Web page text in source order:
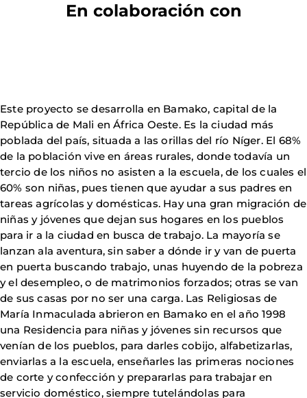
En colaboración con
Este proyecto se desarrolla en Bamako, capital de la
República de Mali en África Oeste. Es la ciudad más
poblada del país, situada a las orillas del río Níger. El 68%
de la población vive en áreas rurales, donde todavía un
tercio de los niños no asisten a la escuela, de los cuales el
60% son niñas, pues tienen que ayudar a sus padres en
tareas agrícolas y domésticas. Hay una gran migración de
niñas y jóvenes que dejan sus hogares en los pueblos
para ir a la ciudad en busca de trabajo. La mayoría se
lanzan ala aventura, sin saber a dónde ir y van de puerta
en puerta buscando trabajo, unas huyendo de la pobreza
y el desempleo, o de matrimonios forzados; otras se van
de sus casas por no ser una carga. Las Religiosas de
María Inmaculada abrieron en Bamako en el año 1998
una Residencia para niñas y jóvenes sin recursos que
venían de los pueblos, para darles cobijo, alfabetizarlas,
enviarlas a la escuela, enseñarles las primeras nociones
de corte y confección y prepararlas para trabajar en
servicio doméstico, siempre tutelándolas para